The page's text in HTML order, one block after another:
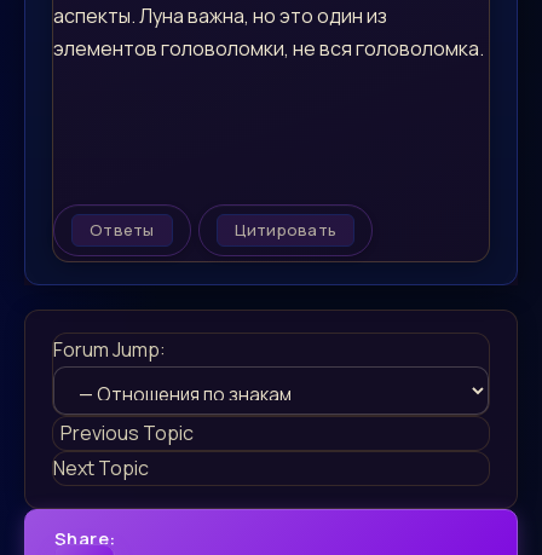
аспекты. Луна важна, но это один из
элементов головоломки, не вся головоломка.
Ответы Цитировать
Forum Jump:
Previous Topic
Next Topic
Share: